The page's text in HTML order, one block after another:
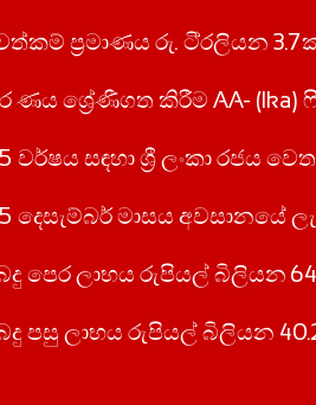
ප‍්‍රමාණය රු. ටි‍්‍රලියන
ණය ශ්‍රේණීගත කිරීම AA-
වර්ෂය සඳහා ශ්‍රී ලංකා රජය
දෙසැම්බර් මාසය අවසානයේ
පෙර ලාභය රුපියල් බිලියන
පසු ලාභය රුපියල් බිලියන